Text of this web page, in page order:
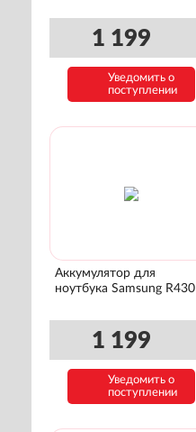
1 199
Уведомить о
поступлении
Аккумулятор для
ноутбука Samsung R430
1 199
Уведомить о
поступлении